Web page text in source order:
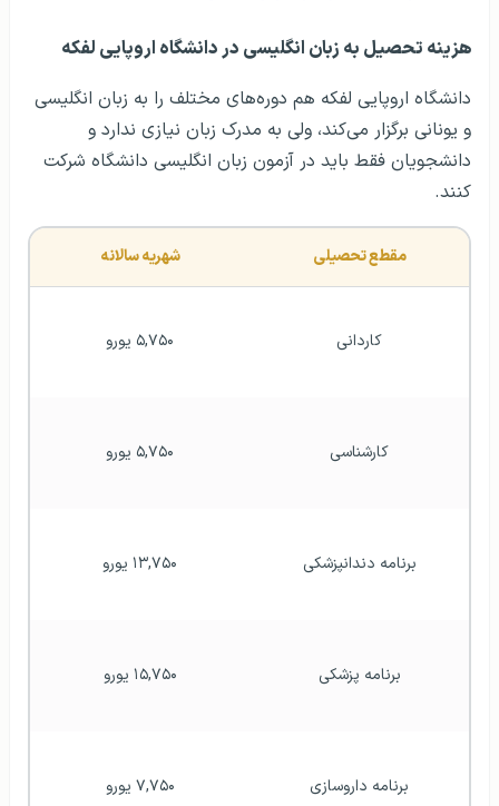
هزینه تحصیل به زبان انگلیسی در دانشگاه اروپایی لفکه
دانشگاه اروپایی لفکه هم دوره‌های مختلف را به زبان انگلیسی
و یونانی برگزار می‌کند، ولی به مدرک زبان نیازی ندارد و
دانشجویان فقط باید در آزمون زبان انگلیسی دانشگاه شرکت
کنند.
مقطع تحصیلی شهریه سالانه
کاردانی ۵,۷۵۰ یورو
کارشناسی ۵,۷۵۰ یورو
برنامه دندانپزشکی ۱۳,۷۵۰ یورو
برنامه پزشکی ۱۵,۷۵۰ یورو
برنامه داروسازی ۷,۷۵۰ یورو